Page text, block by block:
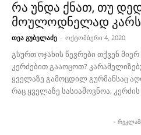
რა უნდა ქნათ, თუ
მოულოდნელად
თეა გუბელაძე - ოქტომბერი 4, 2020
გსურთ ოჯახის წევრები თქვენ
კერძებით გააოცოთ?
ყველაზე გამოცდილ გურმანსაც
რაც ყველაზე სასიამოვნოა,
-